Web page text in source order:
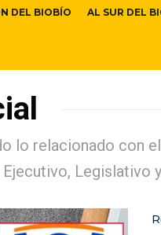
DEL BIOBÍO AL SUR DEL
lo relacionado con
Legislativo